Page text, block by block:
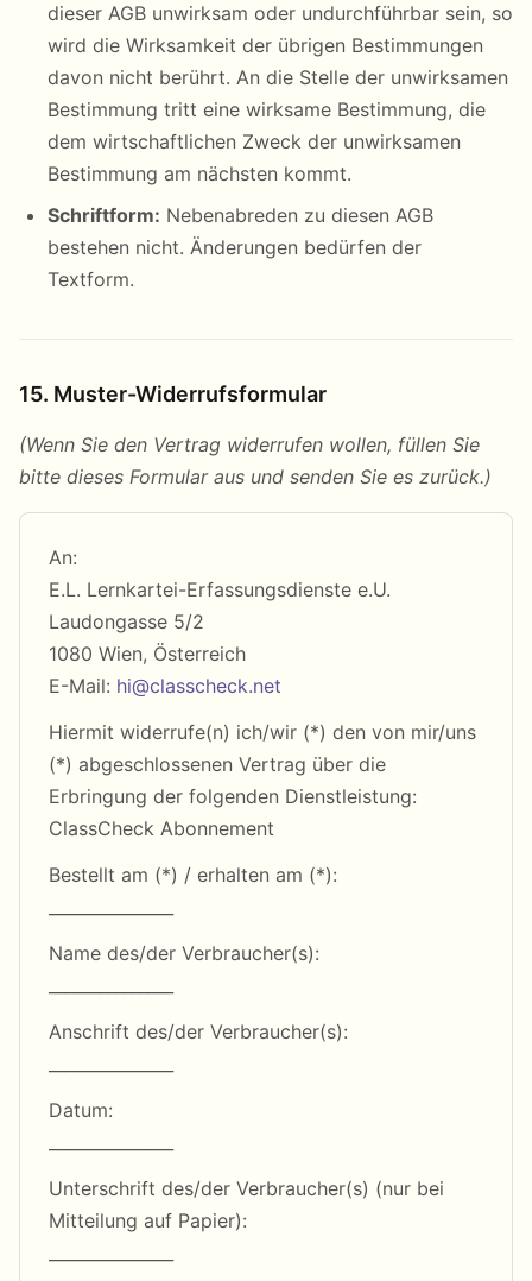
dieser AGB unwirksam oder undurchführbar sein, so
wird die Wirksamkeit der übrigen Bestimmungen
davon nicht berührt. An die Stelle der unwirksamen
Bestimmung tritt eine wirksame Bestimmung, die
dem wirtschaftlichen Zweck der unwirksamen
Bestimmung am nächsten kommt.
Schriftform: Nebenabreden zu diesen AGB
bestehen nicht. Änderungen bedürfen der
Textform.
15. Muster-Widerrufsformular
(Wenn Sie den Vertrag widerrufen wollen, füllen Sie
bitte dieses Formular aus und senden Sie es zurück.)
An:
E.L. Lernkartei-Erfassungsdienste e.U.
Laudongasse 5/2
1080 Wien, Österreich
E-Mail: hi@classcheck.net
Hiermit widerrufe(n) ich/wir (*) den von mir/uns
(*) abgeschlossenen Vertrag über die
Erbringung der folgenden Dienstleistung:
ClassCheck Abonnement
Bestellt am (*) / erhalten am (*):
Name des/der Verbraucher(s):
Anschrift des/der Verbraucher(s):
Datum:
Unterschrift des/der Verbraucher(s) (nur bei
Mitteilung auf Papier):